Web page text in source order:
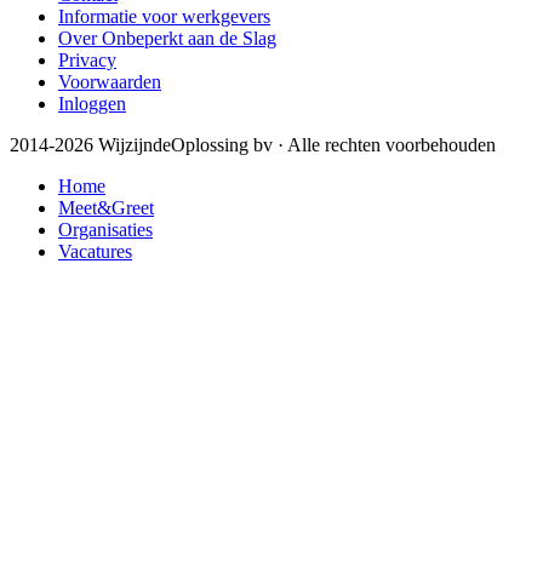
Informatie voor werkgevers
Over Onbeperkt aan de Slag
Privacy
Voorwaarden
Inloggen
2014-2026 WijzijndeOplossing bv · Alle rechten voorbehouden
Home
Meet&Greet
Organisaties
Vacatures